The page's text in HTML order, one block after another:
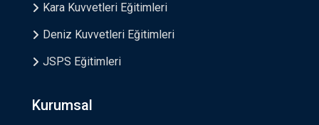
Kara Kuvvetleri Eğitimleri
Deniz Kuvvetleri Eğitimleri
JSPS Eğitimleri
Kurumsal